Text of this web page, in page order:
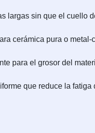
largas sin que el cuello
cerámica pura o metal-
para el grosor del
que reduce la fatiga